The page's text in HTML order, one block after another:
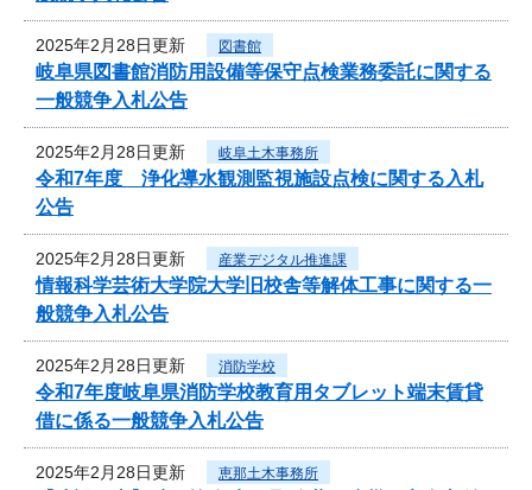
2025年2月28日更新 図書館
岐阜県図書館消防用設備等保守点検業務委託に関する
一般競争入札公告
2025年2月28日更新 岐阜土木事務所
令和7年度 浄化導水観測監視施設点検に関する入札
公告
2025年2月28日更新 産業デジタル推進課
情報科学芸術大学院大学旧校舎等解体工事に関する一
般競争入札公告
2025年2月28日更新 消防学校
令和7年度岐阜県消防学校教育用タブレット端末賃貸
借に係る一般競争入札公告
2025年2月28日更新 恵那土木事務所